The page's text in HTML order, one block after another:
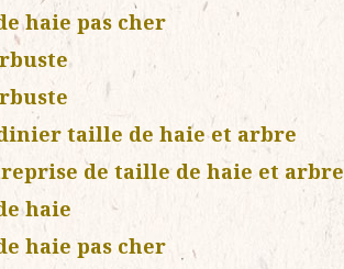
haie pas cher
taille de haie et arbre
de taille de haie et arbre
haie
haie pas cher